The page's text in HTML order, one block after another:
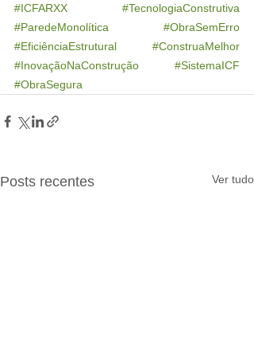
#ICFARXX
#TecnologiaConstrutiva
#ParedeMonolítica
#ObraSemErro
#EficiênciaEstrutural
#ConstruaMelhor
#InovaçãoNaConstrução
#SistemaICF
#ObraSegura
Posts recentes Ver tudo